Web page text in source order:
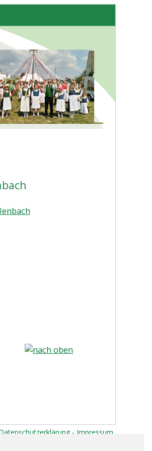
nach oben
- Impressum